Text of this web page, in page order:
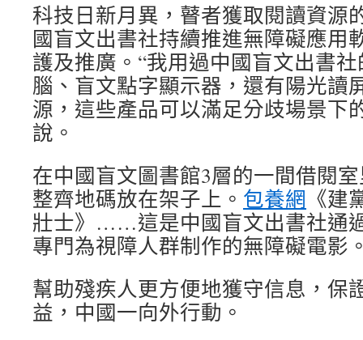
科技日新月異，瞽者獲取閱讀資源
國盲文出書社持續推進無障礙應用
護及推廣。“我用過中國盲文出書
腦、盲文點字顯示器，還有陽光讀
源，這些產品可以滿足分歧場景下
說。
在中國盲文圖書館3層的一間借閱
整齊地碼放在架子上。 包養網 《建
壯士》……這是中國盲文出書社通
專門為視障人群制作的無障礙電影
幫助殘疾人更方便地獲守信息，保
益，中國一向外行動。